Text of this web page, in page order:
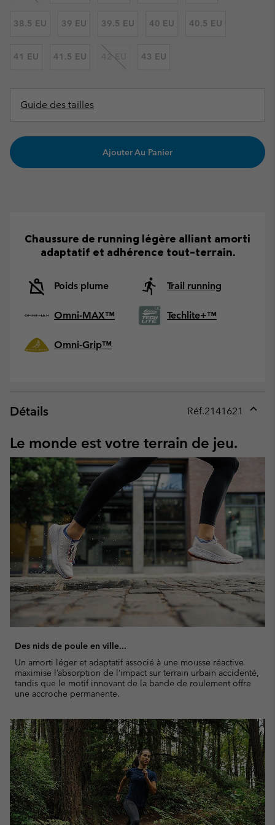
38.5 EU 39 EU 39.5 EU 40 EU 40.5 EU
41 EU 41.5 EU 42 EU 43 EU
Guide des tailles
Ajouter Au Panier
Chaussure de running légère alliant amorti
adaptatif et adhérence tout-terrain.
Poids plume Trail running
Omni-MAX™ Techlite+™
Omni-Grip™
Détails Réf.2141621
Le monde est votre terrain de jeu.
Des nids de poule en ville...
Un amorti léger et adaptatif associé à une mousse réactive
maximise l’absorption de l’impact sur terrain urbain accidenté,
tandis que le motif innovant de la bande de roulement offre
une accroche permanente.